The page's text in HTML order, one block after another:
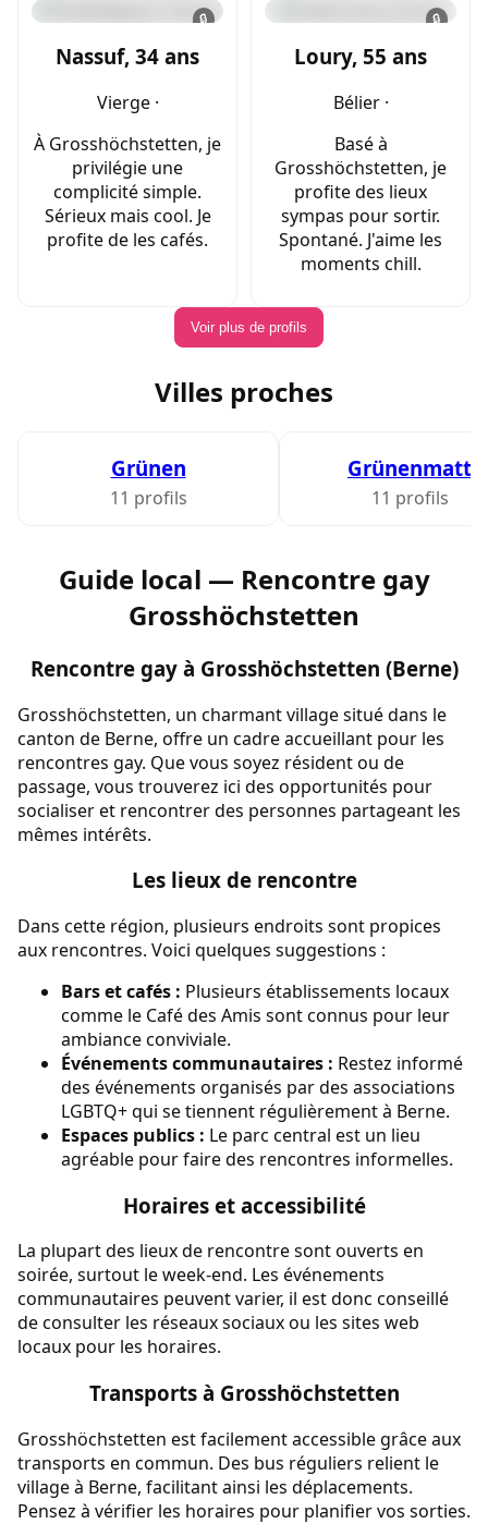
🔒
Nassuf, 34 ans
Vierge ·
À Grosshöchstetten, je
privilégie une
complicité simple.
Sérieux mais cool. Je
profite de les cafés.
🔒
Loury, 55 ans
Bélier ·
Basé à
Grosshöchstetten, je
profite des lieux
sympas pour sortir.
Spontané. J'aime les
moments chill.
Voir plus de profils
Villes proches
Grünen
11 profils
Grünenmatt
11 profils
Guide local — Rencontre gay
Grosshöchstetten
Rencontre gay à Grosshöchstetten (Berne)
Grosshöchstetten, un charmant village situé dans le
canton de Berne, offre un cadre accueillant pour les
rencontres gay. Que vous soyez résident ou de
passage, vous trouverez ici des opportunités pour
socialiser et rencontrer des personnes partageant les
mêmes intérêts.
Les lieux de rencontre
Dans cette région, plusieurs endroits sont propices
aux rencontres. Voici quelques suggestions :
Bars et cafés : Plusieurs établissements locaux
comme le Café des Amis sont connus pour leur
ambiance conviviale.
Événements communautaires : Restez informé
des événements organisés par des associations
LGBTQ+ qui se tiennent régulièrement à Berne.
Espaces publics : Le parc central est un lieu
agréable pour faire des rencontres informelles.
Horaires et accessibilité
La plupart des lieux de rencontre sont ouverts en
soirée, surtout le week-end. Les événements
communautaires peuvent varier, il est donc conseillé
de consulter les réseaux sociaux ou les sites web
locaux pour les horaires.
Transports à Grosshöchstetten
Grosshöchstetten est facilement accessible grâce aux
transports en commun. Des bus réguliers relient le
village à Berne, facilitant ainsi les déplacements.
Pensez à vérifier les horaires pour planifier vos sorties.